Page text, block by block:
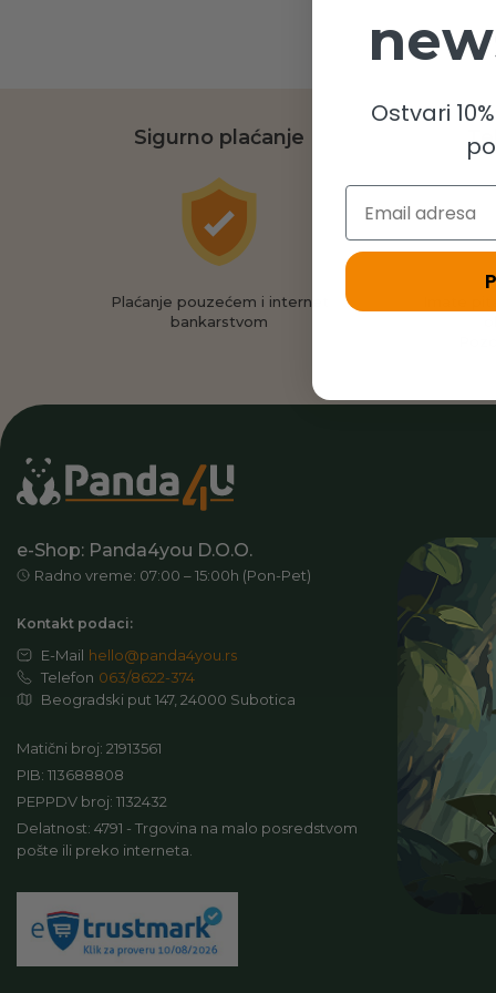
Sigurno plaćanje
Plaćanje pouzećem i internet
bankarstvom
Imate
e-Shop: Panda4you D.O.O.
Radno vreme: 07:00 – 15:00h (Pon-Pet)
Kontakt podaci:
E-Mail hello@panda4you.rs
Telefon 063/8622-374
Beogradski put 147, 24000 Subotica
Matični broj: 21913561
PIB: 113688808
PEPPDV broj: 1132432
Delatnost: 4791 - Trgovina na malo posredstvom
pošte ili preko interneta.
Ostvari
Email